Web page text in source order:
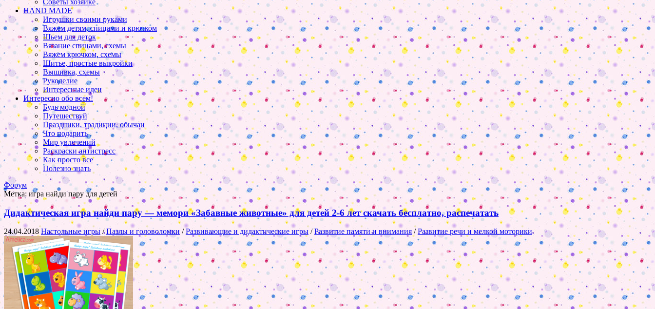
Советы хозяйке
HAND MADE
Игрушки своими руками
Вяжем детям, спицами и крючком
Шьем для деток
Вязание спицами, схемы
Вяжем крючком, схемы
Шитье, простые выкройки
Вышивка, схемы
Рукоделие
Интересные идеи
Интересно обо всем!
Будь модной
Путешествуй
Праздники, традиции, обычаи
Что подарить
Мир увлечений
Раскраски антистресс
Как просто все
Полезно знать
Форум
Метка: игра найди пару для детей
Дидактическая игра найди пару — мемори «Забавные животные» для детей 2-6 лет скачать бесплатно, распечатать
24.04.2018 Настольные игры /Пазлы и головоломки /Развивающие и дидактические игры /Развитие памяти и внимания /Развитие речи и мелкой моторики